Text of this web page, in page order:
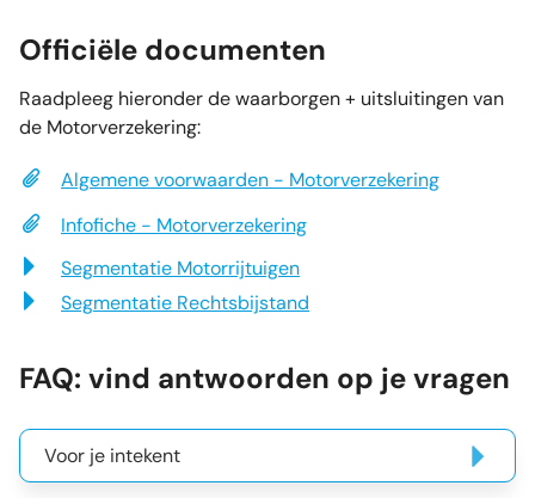
Officiële documenten
Raadpleeg hieronder de waarborgen + uitsluitingen van
de Motorverzekering:
Algemene voorwaarden - Motorverzekering
Infofiche - Motorverzekering
Segmentatie Motorrijtuigen
Segmentatie Rechtsbijstand
FAQ: vind antwoorden op je vragen
Voor je intekent